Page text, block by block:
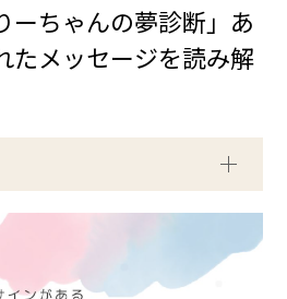
ーちゃんの夢診断」あ
たメッセージを読み解